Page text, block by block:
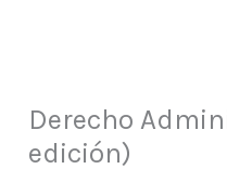
Derecho
edición)